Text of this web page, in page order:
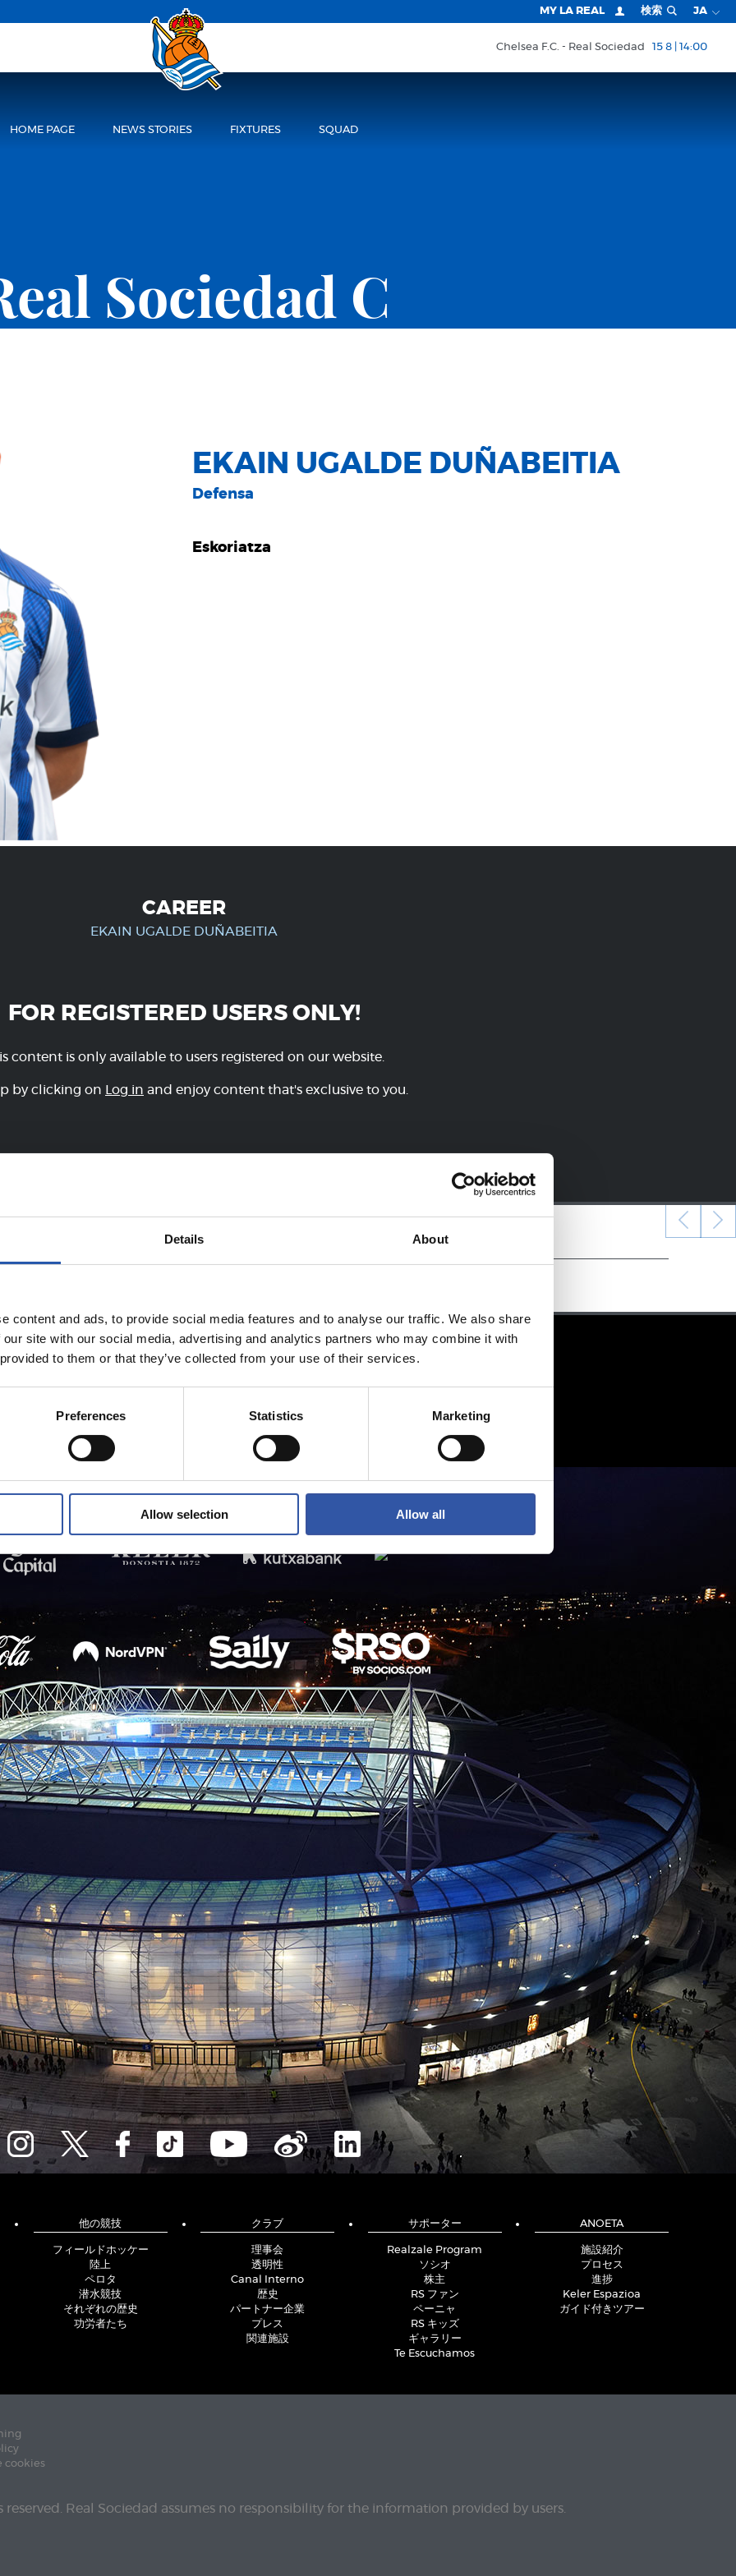
Details About
content and ads, to provide social media features and to analyse our traffic. We also share
site with our social media, advertising and analytics partners who may combine it with
to them or that they’ve collected from your use of their services.
Preferences Statistics Marketing
Allow selection Allow all
MY LA REAL 検索 JA
Chelsea F.C. Real Sociedad 15 8 | 14:00
HOME PAGE NEWS STORIES FIXTURES SQUAD
Sociedad C
EKAIN UGALDE DUÑABEITIA
Defensa
Eskoriatza
CAREER
EKAIN UGALDE DUÑABEITIA
FOR REGISTERED USERS ONLY!
content is only available to users registered on our website.
by clicking on Log in and enjoy content that's exclusive to you.
他の競技
フィールドホッケー
陸上
ペロタ
潜水競技
それぞれの歴史
功労者たち
クラブ
理事会
透明性
Canal Interno
歴史
パートナー企業
プレス
関連施設
サポーター
Realzale Program
ソシオ
株主
RS ファン
ペーニャ
RS キッズ
ギャラリー
Te Escuchamos
ANOETA
施設紹介
プロセス
進捗
Keler Espazioa
ガイド付きツアー
cookies
reserved. Real Sociedad assumes no responsibility for the information provided by users.